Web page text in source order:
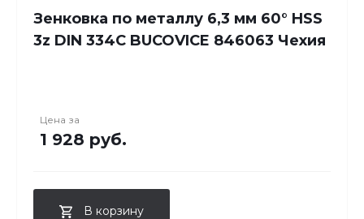
Зенковка по металлу 6,3 мм 60° HSS
3z DIN 334C BUCOVICE 846063 Чехия
Цена за
1 928 руб.
В корзину